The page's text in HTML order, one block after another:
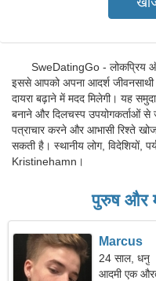
SweDatingGo - लोकप्रिय
इससे आपको अपना आदर्श जीवनसाथी
दायरा बढ़ाने में मदद मिलेगी। यह
बनाने और दिलचस्प उपयोगकर्ताओं से
पत्राचार करने और आभासी रिश्ते
सकती है। स्थानीय लोग, विदेशियों,
Kristinehamn।
पुरुष और
Marcus
24 साल, धनु
आदमी एक